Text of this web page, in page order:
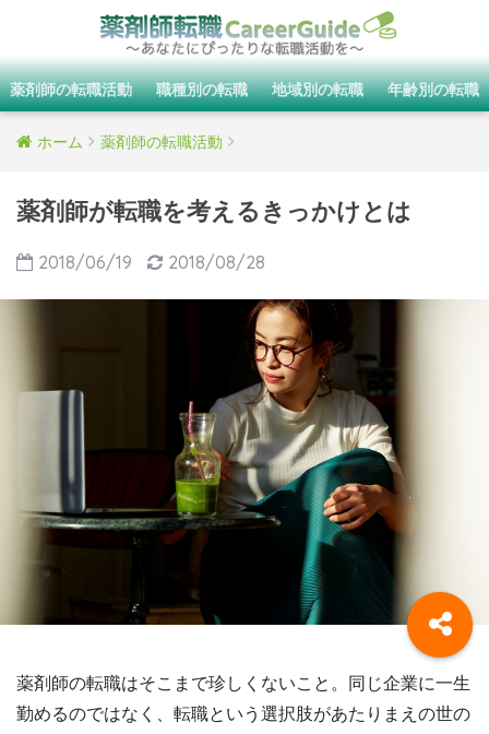
薬剤師の転職活動 職種別の転職 地域別の転職 年齢別の転職
ホーム 薬剤師の転職活動
薬剤師が転職を考えるきっかけとは
2018/06/19 2018/08/28
薬剤師の転職はそこまで珍しくないこと。同じ企業に一生
勤めるのではなく、転職という選択肢があたりまえの世の